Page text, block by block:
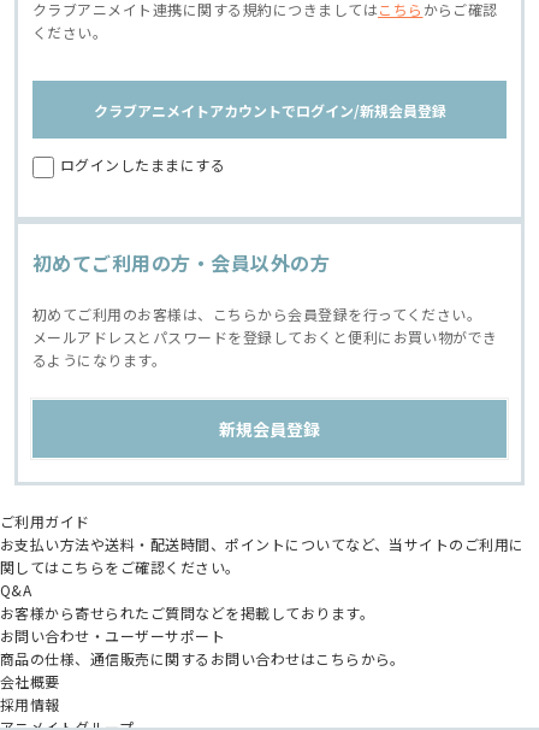
クラブアニメイト連携に関する規約につきましてはこちら からご確認
ください。
クラブアニメイトアカウントでログイン/新規会員登録
ログインしたままにする
初めてご利用の方・会員以外の方
初めてご利用のお客様は、こちらから会員登録を行ってください。
メールアドレスとパスワードを登録しておくと便利にお買い物ができ
るようになります。
ご利用ガイド
お支払い方法や送料・配送時間、ポイントについてなど、当サイトのご利用に
関してはこちらをご確認ください。
Q&A
お客様から寄せられたご質問などを掲載しております。
お問い合わせ・ユーザーサポート
商品の仕様、通信販売に関するお問い合わせはこちらから。
会社概要
採用情報